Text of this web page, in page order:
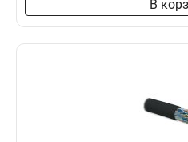
В